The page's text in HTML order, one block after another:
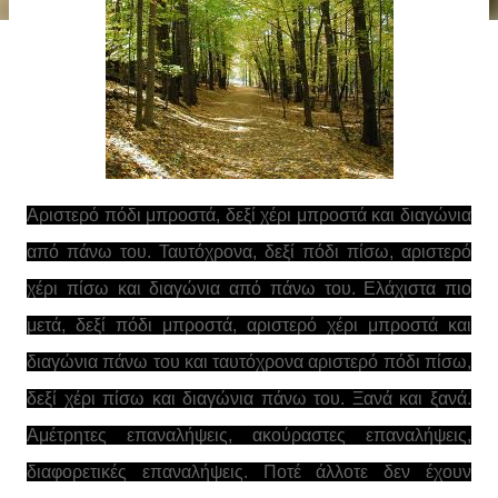
Αριστερό πόδι μπροστά, δεξί χέρι μπροστά και διαγώνια
από πάνω του. Ταυτόχρονα, δεξί πόδι πίσω, αριστερό
χέρι πίσω και διαγώνια από πάνω του. Ελάχιστα πιο
μετά, δεξί πόδι μπροστά, αριστερό χέρι μπροστά και
διαγώνια πάνω του και ταυτόχρονα αριστερό πόδι πίσω,
δεξί χέρι πίσω και διαγώνια πάνω του. Ξανά και ξανά.
Αμέτρητες επαναλήψεις, ακούραστες επαναλήψεις,
διαφορετικές επαναλήψεις. Ποτέ άλλοτε δεν έχουν